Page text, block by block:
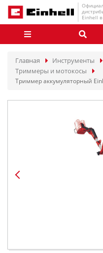
Einhell
Главная Инструменты
Триммеры и мотокосы
Триммер аккумуляторный